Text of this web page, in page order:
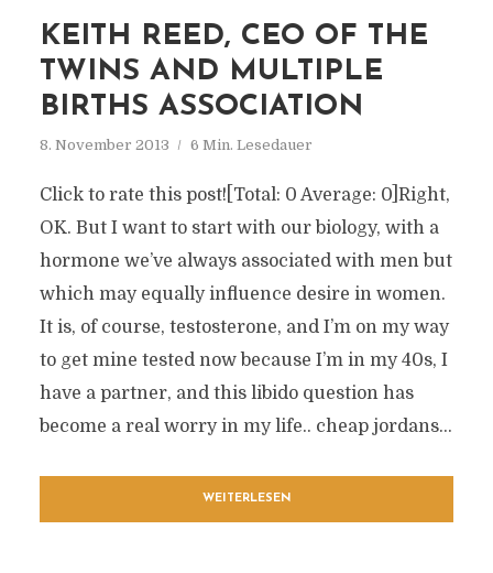
KEITH REED, CEO OF THE
TWINS AND MULTIPLE
BIRTHS ASSOCIATION
8. November 2013 6 Min. Lesedauer
Click to rate this post![Total: 0 Average: 0]Right,
OK. But I want to start with our biology, with a
hormone we’ve always associated with men but
which may equally influence desire in women.
It is, of course, testosterone, and I’m on my way
to get mine tested now because I’m in my 40s, I
have a partner, and this libido question has
become a real worry in my life.. cheap jordans...
WEITERLESEN